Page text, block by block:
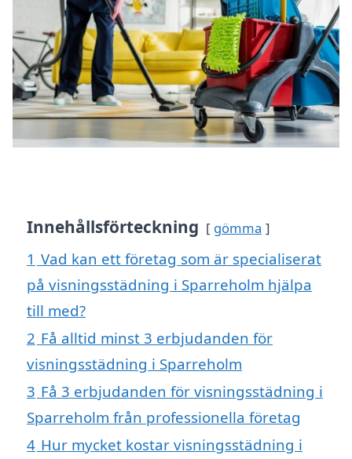
Innehållsförteckning gömma
1 Vad kan ett företag som är specialiserat
på visningsstädning i Sparreholm hjälpa
till med?
2 Få alltid minst 3 erbjudanden för
visningsstädning i Sparreholm
3 Få 3 erbjudanden för visningsstädning i
Sparreholm från professionella företag
4 Hur mycket kostar visningsstädning i